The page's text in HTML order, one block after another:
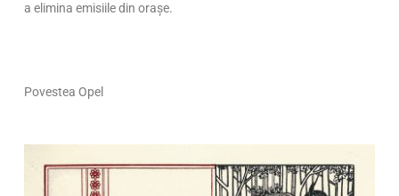
a elimina emisiile din orașe.
Povestea Opel